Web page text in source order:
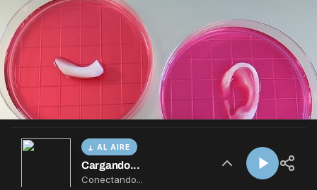
AL AIRE
Cargando...
Conectando...